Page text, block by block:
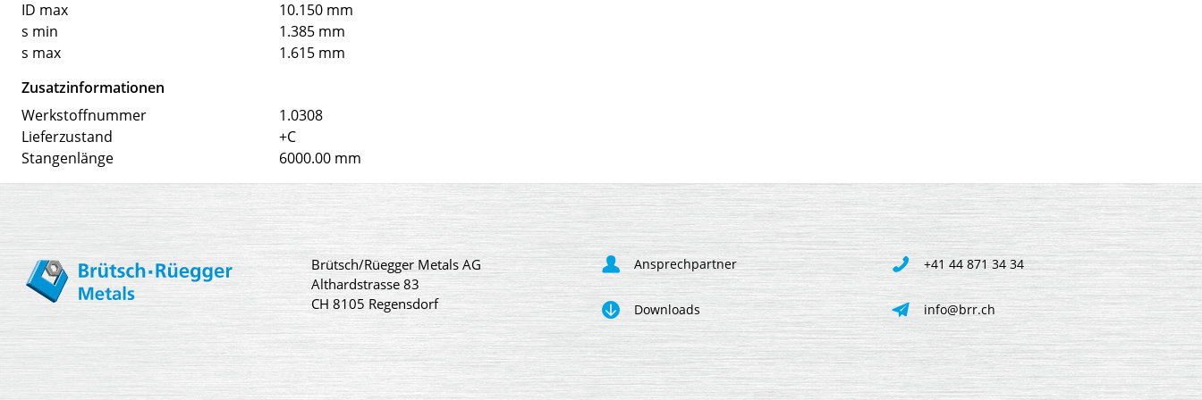
ID max
10.150 mm
s min
1.385 mm
s max
1.615 mm
Zusatzinformationen
Werkstoffnummer
1.0308
Lieferzustand
+C
Stangenlänge
6000.00 mm
Brütsch/Rüegger Metals AG
Althardstrasse 83
CH 8105 Regensdorf
Ansprechpartner +41 44 871 34 34
Downloads info@brr.ch